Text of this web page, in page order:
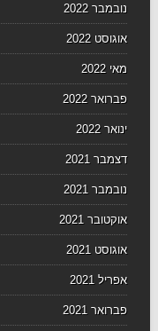
נובמבר 2022
אוגוסט 2022
מאי 2022
פברואר 2022
ינואר 2022
דצמבר 2021
נובמבר 2021
אוקטובר 2021
אוגוסט 2021
אפריל 2021
פברואר 2021